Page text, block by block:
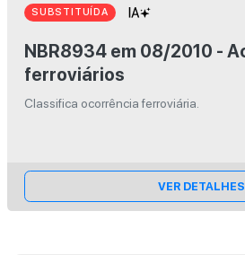
SUBSTITUÍDA
NBR8934 em 08/2010 - Acidentes
ferroviários
Classifica ocorrência ferroviária.
VER DETALHES